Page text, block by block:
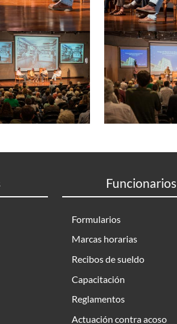
Funcionarios
Formularios
Marcas horarias
Recibos de sueldo
Capacitación
Reglamentos
Actuación contra acoso